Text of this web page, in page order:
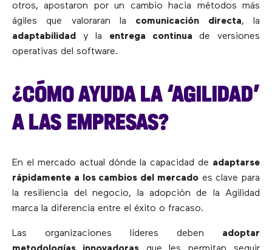
otros, apostaron por un cambio hacia métodos más
ágiles que valoraran la comunicación directa, la
adaptabilidad
y la entrega continua de versiones
operativas del software.
¿CÓMO AYUDA LA ‘AGILIDAD’
A LAS EMPRESAS?
En el mercado actual dónde la capacidad de adaptarse
rápidamente a los cambios del mercadoes clave para
la resiliencia del negocio, la adopción de la Agilidad
marca la diferencia entre el éxito o fracaso.
Las organizaciones líderes deben adoptar